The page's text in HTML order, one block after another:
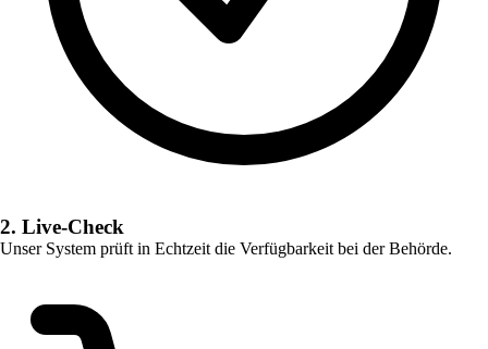
2. Live-Check
Unser System prüft in Echtzeit die Verfügbarkeit bei der Behörde.